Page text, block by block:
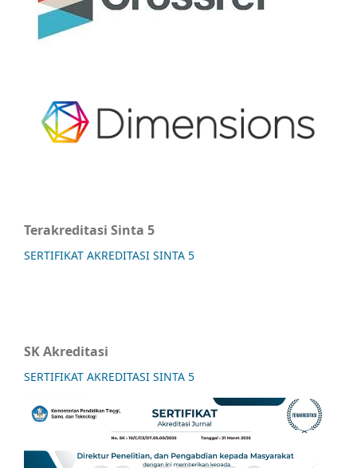
Terakreditasi Sinta 5
SERTIFIKAT AKREDITASI SINTA 5
SK Akreditasi
SERTIFIKAT AKREDITASI SINTA 5